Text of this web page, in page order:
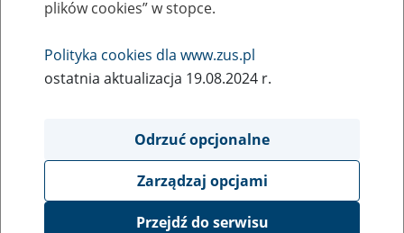
Rodzaj wydarzenia
Szkolenia
Obszar merytoryczny
obsługa klientów
Opis wydarzenia
plików cookies” w stopce.
Polityka cookies dla www.zus.pl
ostatnia aktualizacja 19.08.2024 r.
Odrzuć opcjonalne
Zarządzaj opcjami
Przejdź do serwisu